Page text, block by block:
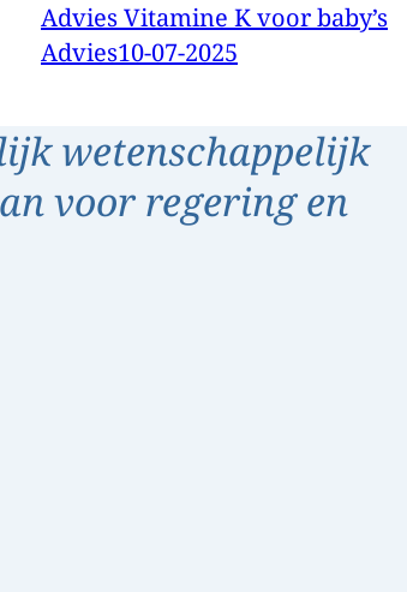
Advies Vitamine K voor baby’s
Advies10-07-2025
wetenschappelijk
voor regering en